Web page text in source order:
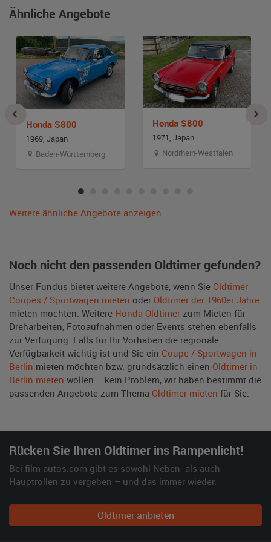
Ähnliche Angebote
Honda S800
1969, Japan
Baden-Württemberg
Honda S800
1971, Japan
Nordrhein-Westfalen
Weitere ähnliche Angebote anzeigen
Noch nicht den passenden Oldtimer gefunden?
Unser Fundus bietet weitere Angebote, wenn Sie Oldtimer
Coupes / Sportwagen mieten oder Oldtimer der 1960er Jahre
mieten möchten. Weitere Honda Oldtimer zum Mieten für
Dreharbeiten, Fotoaufnahmen oder Events stehen ebenfalls
zur Verfügung. Falls für Ihr Vorhaben die regionale
Verfügbarkeit wichtig ist und Sie ein Coupe / Sportwagen in
Berlin mieten möchten bzw. grundsätzlich einen Oldtimer in
Berlin mieten wollen – kein Problem, wir haben bestimmt die
passenden Angebote zum Thema Oldtimer mieten für Sie.
Rücken Sie Ihren Oldtimer ins Rampenlicht!
Bei film-autos.com gibt es sowohl Neben- als auch
Hauptrollen zu vergeben – und das immer wieder.
Oldtimer anbieten